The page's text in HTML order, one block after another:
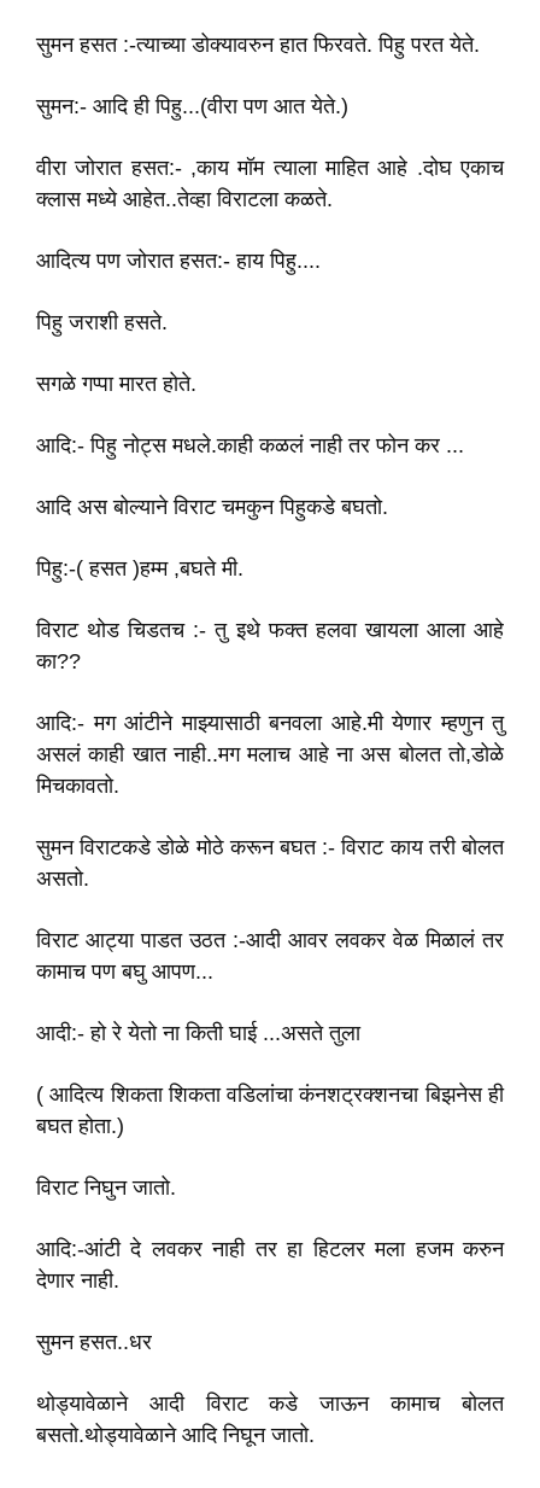
सुमन हसत :-त्याच्या डोक्यावरुन हात फिरवते. पिहु परत येते.
सुमन:- आदि ही पिहु...(वी‌रा पण आत येते.)
वीरा जोरात हसत:- ,काय मॉम त्याला माहित आहे .दोघ एकाच
क्लास मध्ये आहेत..तेव्हा विराटला कळते.
आदित्य पण जोरात हसत:- हाय‌ पिहु....
पिहु जराशी हसते.
सगळे गप्पा मारत होते.
आदि:- पिहु नोट्स मधले.काही कळलं नाही तर फोन कर ...
आदि अस बोल्याने विराट चमकुन पिहुकडे बघतो.
पिहु:-( हसत )हम्म ,बघते मी.
विराट थोड चिडतच :- तु इथे फक्त हलवा खायला आला आहे
का??
आदि:- मग आंटीने माझ्यासाठी बनवला आहे.मी येणार म्हणुन तु
असलं काही खात नाही..मग मलाच आहे ना अस बोलत तो,डोळे
मिचकावतो‌.
सुमन विराटकडे डोळे मोठे करून बघत :- विराट काय तरी बोलत
असतो.
विराट आट्या पाडत उठत :-आदी आवर लवकर वेळ मिळालं तर
कामाच पण बघु आपण...
आदी:- हो रे येतो ना किती घाई ...असते तुला‌
( आदित्य शिकता शिकता वडिलांचा कंनशट्रक्शनचा बिझनेस ही
बघत होता.)
विराट‌ निघुन जातो.
आदि:-आंटी दे लवकर नाही तर हा हिटलर मला हजम करुन
देणार नाही.
सुमन हसत..धर
थोड्यावेळाने आदी विराट कडे जाऊन कामाच बोलत
बसतो.थोड्यावेळाने आदि निघून जातो.